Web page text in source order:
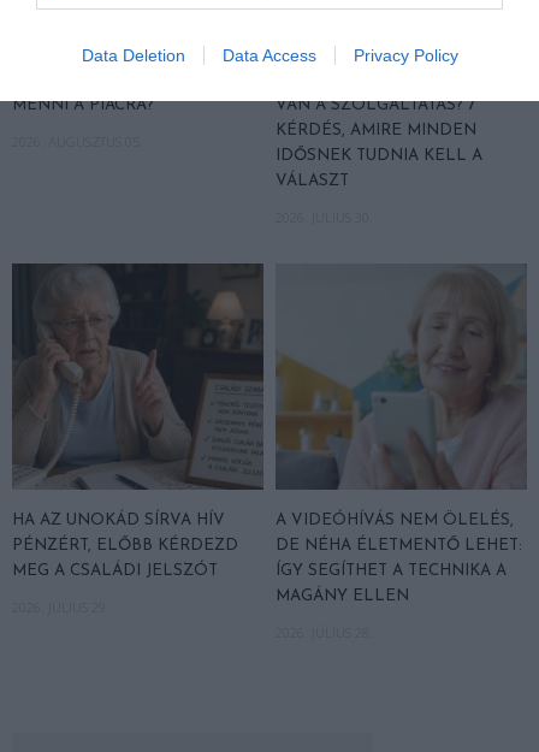
Data Deletion Data Access Privacy Policy
MIT EGYÜNK, HA 70 FELETT IS
MENNI A PIACRA?
FELJELENTÉS A GONDOSÓRA
VAN A SZOLGÁLTATÁS? 7
KÉRDÉS, AMIRE MINDEN
IDŐSNEK TUDNIA KELL A
VÁLASZT
HA AZ UNOKÁD SÍRVA HÍV
PÉNZÉRT, ELŐBB KÉRDEZD
MEG A CSALÁDI JELSZÓT
A VIDEÓHÍVÁS NEM ÖLELÉS,
DE NÉHA ÉLETMENTŐ LEHET:
ÍGY SEGÍTHET A TECHNIKA A
MAGÁNY ELLEN